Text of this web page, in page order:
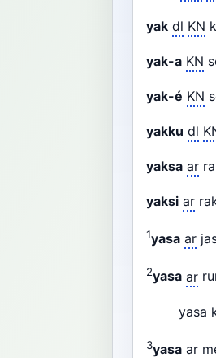
yak dl KN
yak-a KN
yak-é KN
yakku dl
yaksa ar
yaksi ar
1yasa ar
2yasa ar
yasa
3yasa ar